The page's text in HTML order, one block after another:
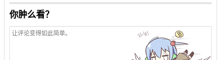
你肿么看？